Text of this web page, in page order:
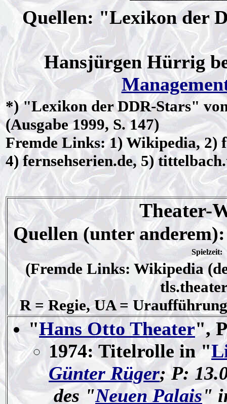
Quellen: "Lexikon der
Hansjürgen Hürrig
*) "Lexikon der DDR-Stars"
(Ausgabe 1999, S. 147)
Fremde Links: 1) Wikipedia, 2)
4) fernsehserien.de, 5)
Theater-
Quellen (unter
Spielzeit:
(Fremde Links: Wikipedia
R = Regie, UA =
"Hans Otto Theater",
1974: Titelrolle in "
Günter Rüger; P:
des "Neuen Palais"